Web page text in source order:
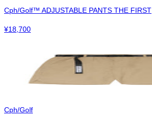
Cph/Golf™︎ ADJUSTABLE PANTS THE FIRST
¥18,700
Cph/Golf